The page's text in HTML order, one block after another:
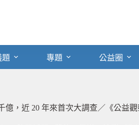
題 專題 公益圈
，近 20 年來首次大調查／《公益觀